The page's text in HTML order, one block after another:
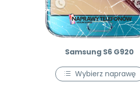
Samsung S6 G920
Wybierz naprawę